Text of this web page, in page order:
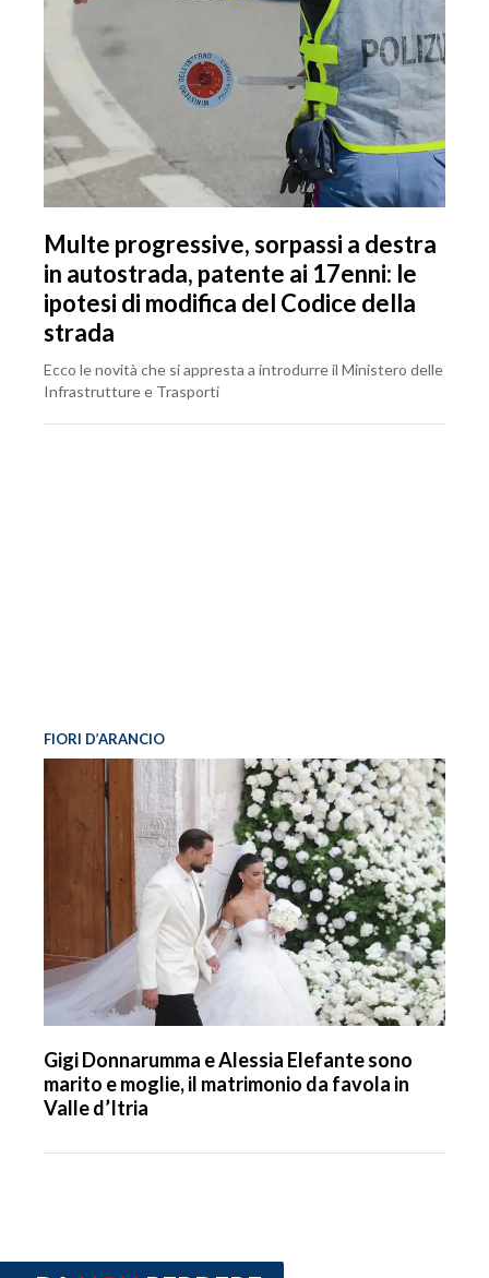
Multe progressive, sorpassi a destra
in autostrada, patente ai 17enni: le
ipotesi di modifica del Codice della
strada
Ecco le novità che si appresta a introdurre il Ministero delle
Infrastrutture e Trasporti
FIORI D’ARANCIO
Gigi Donnarumma e Alessia Elefante sono
marito e moglie, il matrimonio da favola in
Valle d’Itria